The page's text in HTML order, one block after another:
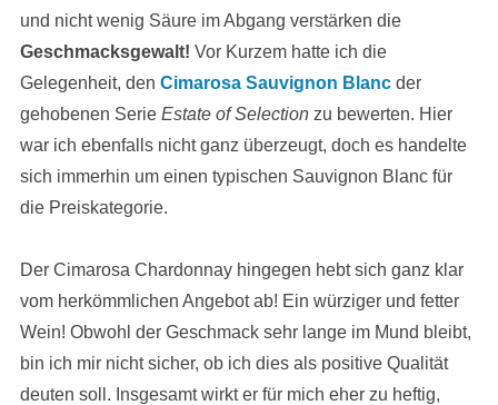
und nicht wenig Säure im Abgang verstärken die
Geschmacksgewalt! Vor Kurzem hatte ich die
Gelegenheit, den Cimarosa Sauvignon Blancder
gehobenen Serie Estate of Selectionzu bewerten. Hier
war ich ebenfalls nicht ganz überzeugt, doch es handelte
sich immerhin um einen typischen Sauvignon Blanc für
die Preiskategorie.
Der Cimarosa Chardonnay hingegen hebt sich ganz klar
vom herkömmlichen Angebot ab! Ein würziger und fetter
Wein! Obwohl der Geschmack sehr lange im Mund bleibt,
bin ich mir nicht sicher, ob ich dies als positive Qualität
deuten soll. Insgesamt wirkt er für mich eher zu heftig,